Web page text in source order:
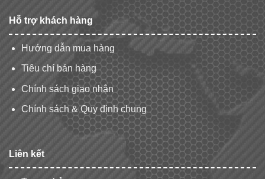
Hỗ trợ khách hàng
Hướng dẫn mua hàng
Tiêu chí bán hàng
Chính sách giao nhận
Chính sách & Quy định chung
Liên kết